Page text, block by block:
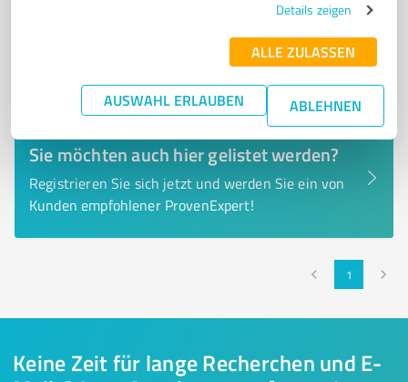
Details zeigen
ALLE ZULASSEN
AUSWAHL ERLAUBEN ABLEHNEN
Sie möchten auch hier gelistet werden?
Registrieren Sie sich jetzt und werden Sie ein von
Kunden empfohlener ProvenExpert!
1
Keine Zeit für lange Recherchen und E-